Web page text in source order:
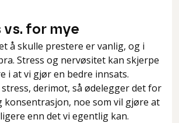
vs. for mye
å skulle prestere er vanlig, og i
Stress og nervøsitet kan skjerpe
i at vi gjør en bedre innsats.
derimot, så ødelegger det for
konsentrasjon, noe som vil gjøre at
enn det vi egentlig kan.